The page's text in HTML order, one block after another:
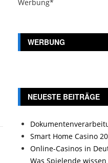
Werbung*
WERBUNG
NEUESTE BEITRÄGE
Smart Home Casino
Online-Casinos in
Was Spielende